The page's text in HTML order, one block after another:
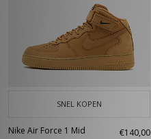
SNEL KOPEN
Nike Air Force 1 Mid €140,00